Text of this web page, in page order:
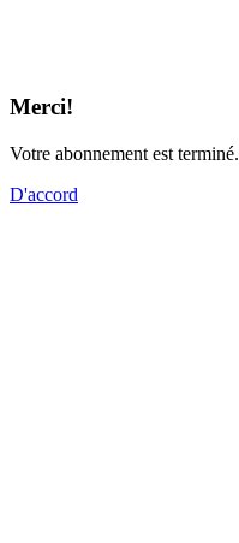
Merci!
Votre abonnement est terminé.
D'accord